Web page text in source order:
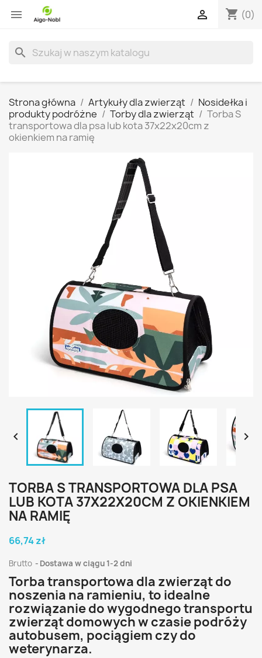
 shopping_cart (0)

search
Strona główna Artykuły dla zwierząt
Nosidełka i
produkty podróżne
Torby dla zwierząt
Torba S
transportowa dla psa lub kota 37x22x20cm z
okienkiem na ramię
 
TORBA S TRANSPORTOWA DLA PSA
LUB KOTA 37X22X20CM Z OKIENKIEM
NA RAMIĘ
66,74 zł
Brutto Dostawa w ciągu 1-2 dni
Torba transportowa dla zwierząt do
noszenia na ramieniu, to idealne
rozwiązanie do wygodnego transportu
zwierząt domowych w czasie podróży
autobusem, pociągiem czy do
weterynarza.